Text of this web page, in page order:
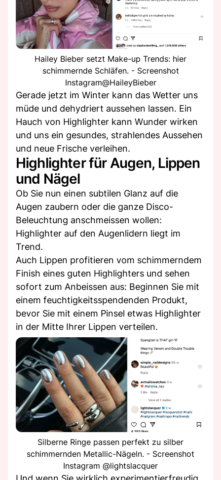
Hailey Bieber setzt Make-up Trends: hier
schimmernde Schläfen. - Screenshot
Instagram@HaileyBieber
Gerade jetzt im Winter kann das Wetter uns
müde und dehydriert aussehen lassen. Ein
Hauch von Highlighter kann Wunder wirken
und uns ein gesundes, strahlendes Aussehen
und neue Frische verleihen.
Highlighter für Augen, Lippen
und Nägel
Ob Sie nun einen subtilen Glanz auf die
Augen zaubern oder die ganze Disco-
Beleuchtung anschmeissen wollen:
Highlighter auf den Augenlidern liegt im
Trend.
Auch Lippen profitieren vom schimmerndem
Finish eines guten Highlighters und sehen
sofort zum Anbeissen aus: Beginnen Sie mit
einem feuchtigkeitsspendenden Produkt,
bevor Sie mit einem Pinsel etwas Highlighter
in der Mitte Ihrer Lippen verteilen.
Silberne Ringe passen perfekt zu silber
schimmernden Metallic-Nägeln. - Screenshot
Instagram @lightslacquer